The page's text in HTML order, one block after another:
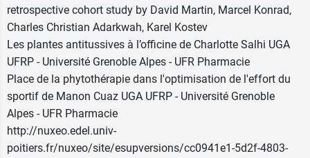
retrospective cohort study by David Martin, Marcel Konrad,
Charles Christian Adarkwah, Karel Kostev
Les plantes antitussives à l’officine de Charlotte Salhi UGA
UFRP - Université Grenoble Alpes - UFR Pharmacie
Place de la phytothérapie dans l'optimisation de l'effort du
sportif de Manon Cuaz UGA UFRP - Université Grenoble
Alpes - UFR Pharmacie
http://nuxeo.edel.univ-
poitiers.fr/nuxeo/site/esupversions/cc0941e1-5d2f-4803-